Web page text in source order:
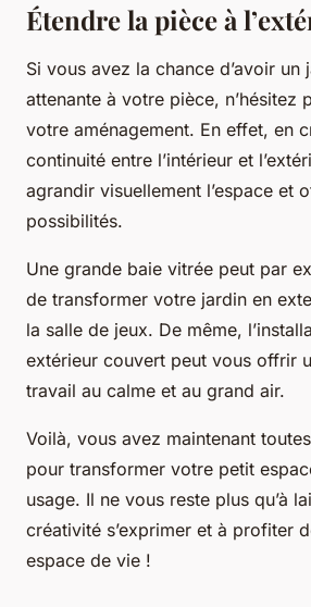
Étendre la pièce à
Si vous avez la chance d’avoir un
attenante à votre pièce, n’hésitez
votre aménagement. En effet, en
continuité entre l’intérieur et
agrandir visuellement l’espace et
possibilités.
Une grande baie vitrée peut par
de transformer votre jardin en
la salle de jeux. De même,
extérieur couvert peut vous offrir
travail au calme et au grand air.
Voilà, vous avez maintenant
pour transformer votre petit
usage. Il ne vous reste plus qu’à
créativité s’exprimer et à profiter
espace de vie !